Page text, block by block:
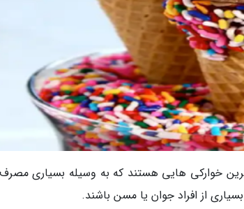
خوارکی هایی هستند که به وسیله بسیاری
از افراد جوان یا مسن باشند.